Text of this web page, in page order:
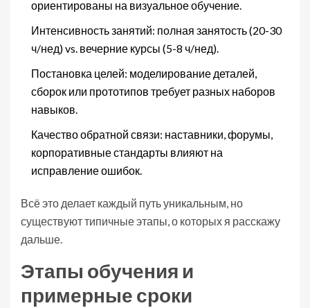
ориентированы на визуальное обучение.
Интенсивность занятий: полная занятость (20-30
ч/нед) vs. вечерние курсы (5-8 ч/нед).
Постановка целей: моделирование деталей,
сборок или прототипов требует разных наборов
навыков.
Качество обратной связи: наставники, форумы,
корпоративные стандарты влияют на
исправление ошибок.
Всё это делает каждый путь уникальным, но
существуют типичные этапы, о которых я расскажу
дальше.
Этапы обучения и
примерные сроки